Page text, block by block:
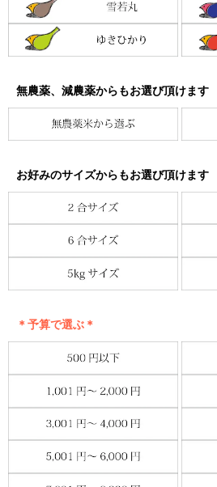
無農薬、減農薬からもお選び頂けます
お好みのサイズからもお選び頂けます
＊予算で選ぶ＊